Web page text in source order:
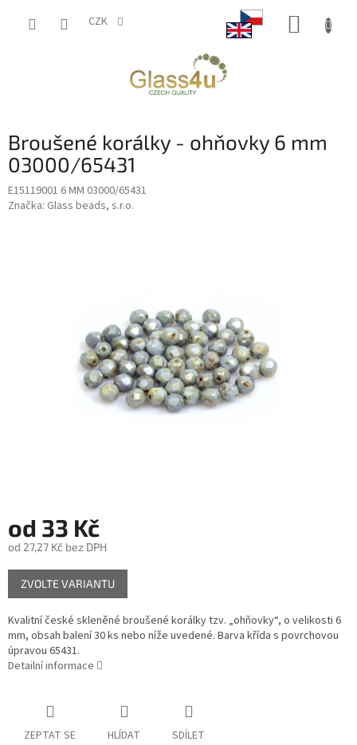
CZK
Broušené korálky - ohňovky 6 mm
03000/65431
E15119001 6 MM 03000/65431
Značka: Glass beads, s.r.o.
od 33 Kč
od 27,27 Kč bez DPH
Měrná
cena:
ZVOLTE VARIANTU
Kvalitní české skleněné broušené korálky tzv. „ohňovky“, o velikosti 6
mm, obsah balení 30 ks nebo níže uvedené. Barva křída s povrchovou
úpravou 65431.
Detailní informace
ZEPTAT SE HLÍDAT SDÍLET